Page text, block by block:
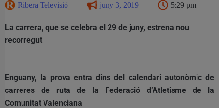
Ribera Televisió juny 3, 2019 5:29 pm
La carrera, que se celebra el 29 de juny, estrena nou
recorregut
Enguany, la prova entra dins del calendari autonòmic de
carreres de ruta de la Federació d’Atletisme de la
Comunitat Valenciana